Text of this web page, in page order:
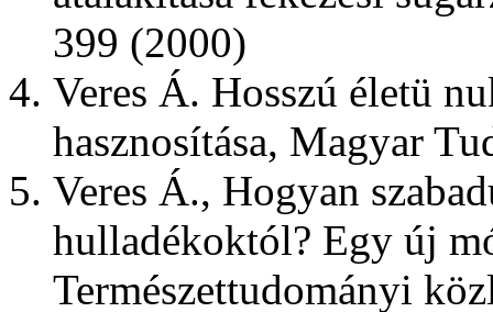
399 (2000)
Veres Á. Hosszú életü
hasznosítása, Magyar
Veres Á., Hogyan
hulladékoktól? Egy új
Természettudományi